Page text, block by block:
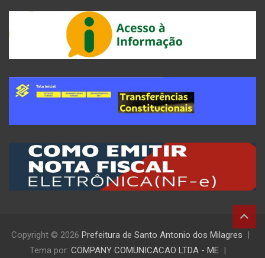
Copyright © 2026 Prefeitura de Santo Antonio dos Milagres
Tema por: COMPANY COMUNICACAO LTDA - ME